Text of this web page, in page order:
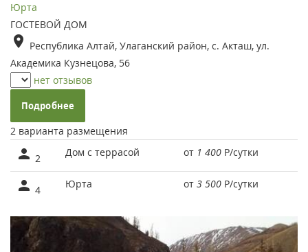
Юрта
ГОСТЕВОЙ ДОМ
Республика Алтай, Улаганский район, с. Акташ, ул.
Академика Кузнецова, 56
нет отзывов
Подробнее
2 варианта размещения
2 Дом с террасой от 1 400 Р/сутки
4 Юрта от 3 500 Р/сутки